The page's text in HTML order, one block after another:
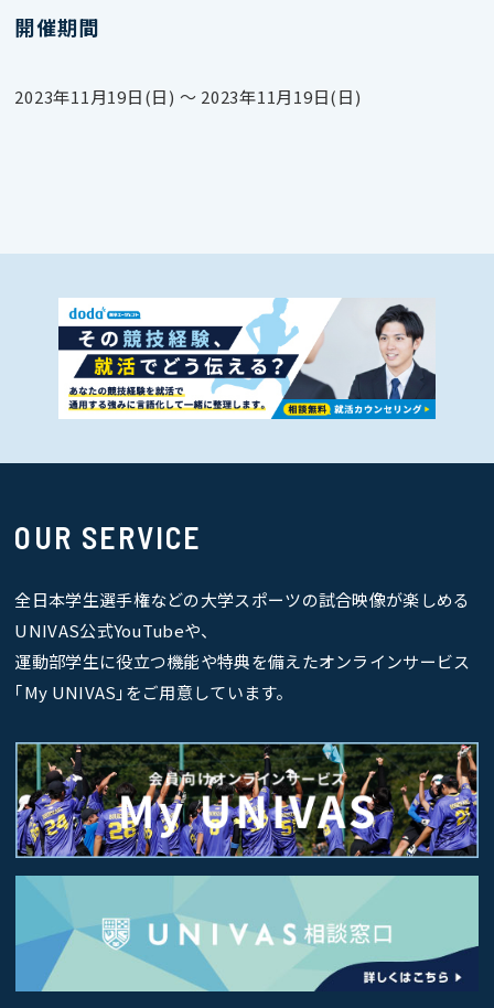
開催期間
2023年11月19日(日) 〜 2023年11月19日(日)
OUR SERVICE
全日本学生選手権などの大学スポーツの試合映像が楽しめる
UNIVAS公式YouTubeや、
運動部学生に役立つ機能や特典を備えたオンラインサービス
｢My UNIVAS｣をご用意しています。